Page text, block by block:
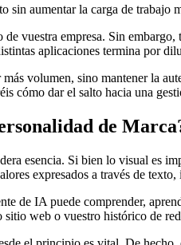
aumentar la carga de trabajo
vuestra empresa. Sin embargo,
aplicaciones termina por
volumen, sino mantener la
cómo dar el salto hacia una
de
esencia. Si bien lo visual es
expresados a través de
de IA puede comprender,
web o vuestro histórico de